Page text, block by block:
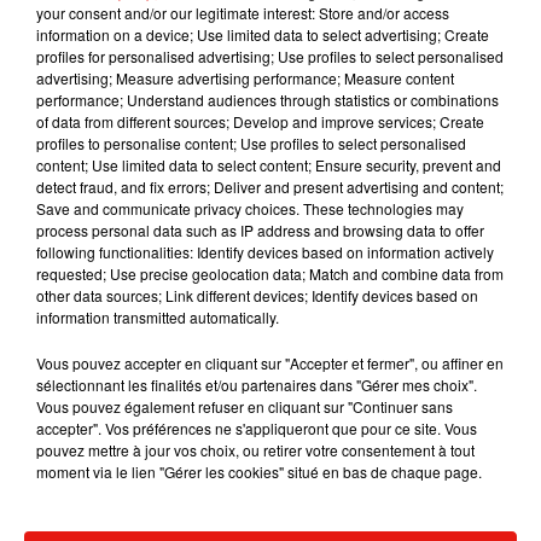
décembre 2019
Musique
5 août 2026
Benny Blanco invite Selena Gomez et
Becky G sur son nouveau single
4 août 2026
Tiny Desk invite Charlie Puth pour une
live session solaire
your consent and/or our legitimate interest: Store and/or access
information on a device; Use limited data to select advertising; Create
profiles for personalised advertising; Use profiles to select personalised
advertising; Measure advertising performance; Measure content
performance; Understand audiences through statistics or combinations
of data from different sources; Develop and improve services; Create
profiles to personalise content; Use profiles to select personalised
content; Use limited data to select content; Ensure security, prevent and
detect fraud, and fix errors; Deliver and present advertising and content;
Save and communicate privacy choices. These technologies may
process personal data such as IP address and browsing data to offer
following functionalities: Identify devices based on information actively
requested; Use precise geolocation data; Match and combine data from
other data sources; Link different devices; Identify devices based on
information transmitted automatically.
Vous pouvez accepter en cliquant sur "Accepter et fermer", ou affiner en
sélectionnant les finalités et/ou partenaires dans "Gérer mes choix".
Vous pouvez également refuser en cliquant sur "Continuer sans
accepter". Vos préférences ne s'appliqueront que pour ce site. Vous
pouvez mettre à jour vos choix, ou retirer votre consentement à tout
moment via le lien "Gérer les cookies" situé en bas de chaque page.